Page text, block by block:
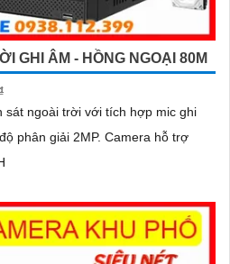
GHI ÂM - HỒNG NGOẠI 80M
sát ngoài trời với tích hợp mic ghi
2MP. Camera hỗ trợ